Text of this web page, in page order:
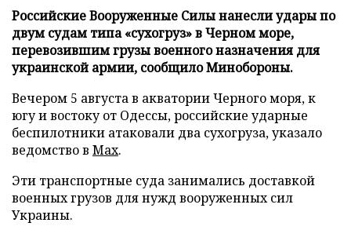
Российские Вооруженные Силы нанесли удары по
двум судам типа «сухогруз» в Черном море,
перевозившим грузы военного назначения для
украинской армии, сообщило Минобороны.
Вечером 5 августа в акватории Черного моря, к
югу и востоку от Одессы, российские ударные
беспилотники атаковали два сухогруза, указало
ведомство в Max.
Эти транспортные суда занимались доставкой
военных грузов для нужд вооруженных сил
Украины.